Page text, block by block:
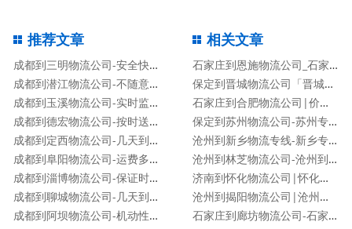
推荐文章
成都到三明物流公司-安全快捷「不随意加价」
成都到潜江物流公司-不随意加价「市县派送」
成都到玉溪物流公司-实时监控「送货上门」
成都到德宏物流公司-按时送达「准时到达」
成都到定西物流公司-几天到达「高效快捷」
成都到阜阳物流公司-运费多少「服务周到」
成都到淄博物流公司-保证时效「专业可靠」
成都到聊城物流公司-几天到达「高效快捷」
成都到阿坝物流公司-机动性高「运费多少」
相关文章
石家庄到恩施物流公司_石家庄到恩施物流专线
保定到晋城物流公司「晋城专线」
石家庄到合肥物流公司|价格查询
保定到苏州物流公司-苏州专线
沧州到新乡物流专线-新乡专线
沧州到林芝物流公司-沧州到林芝货运专线
济南到怀化物流公司|怀化专线
沧州到揭阳物流公司|沧州到揭阳物流专线
石家庄到廊坊物流公司-石家庄到廊坊货运专线